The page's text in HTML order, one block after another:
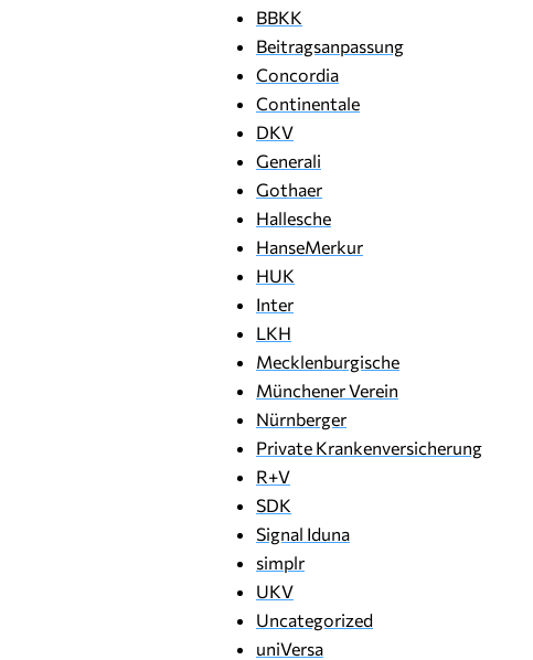
BBKK
Beitragsanpassung
Concordia
Continentale
DKV
Generali
Gothaer
Hallesche
HanseMerkur
HUK
Inter
LKH
Mecklenburgische
Münchener Verein
Nürnberger
Private Krankenversicherung
R+V
SDK
Signal Iduna
simplr
UKV
Uncategorized
uniVersa